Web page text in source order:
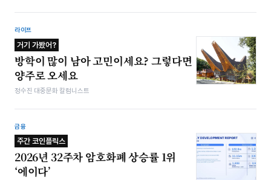
라이프
거기 가봤어?
방학이 많이 남아 고민이세요? 그렇다면
양주로 오세요
정수진 대중문화 칼럼니스트
금융
주간 코인플릭스
2026년 32주차 암호화폐 상승률 1위
‘에이다’